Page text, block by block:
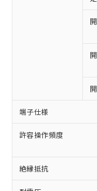
端子仕様
許容操作頻度
絶縁抵抗
ご利
以下の条件
ご利用くだ
本サ
商品
(税抜
当社
本サ
非含有に
対応予定
有に対応
対応予定
非含有に非
調査・確認
非含有の
商品です。
非該当品：
害物質有無
仕入先様の
いたもの
「○」：最
基準値以下
「×」：最
基準値を超
当社